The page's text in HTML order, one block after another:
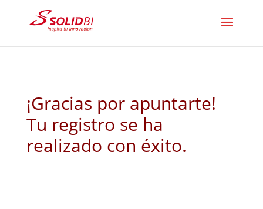
¡Gracias por apuntarte!
Tu registro se ha
realizado con éxito.